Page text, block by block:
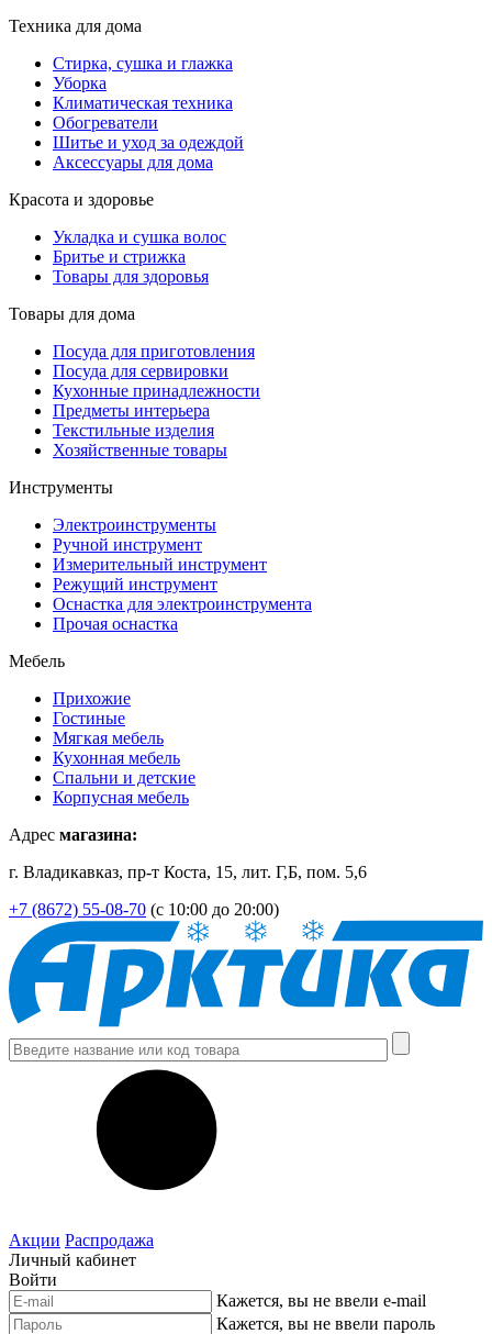
Техника для дома
Стирка, сушка и глажка
Уборка
Климатическая техника
Обогреватели
Шитье и уход за одеждой
Аксессуары для дома
Красота и здоровье
Укладка и сушка волос
Бритье и стрижка
Товары для здоровья
Товары для дома
Посуда для приготовления
Посуда для сервировки
Кухонные принадлежности
Предметы интерьера
Текстильные изделия
Хозяйственные товары
Инструменты
Электроинструменты
Ручной инструмент
Измерительный инструмент
Режущий инструмент
Оснастка для электроинструмента
Прочая оснастка
Мебель
Прихожие
Гостиные
Мягкая мебель
Кухонная мебель
Спальни и детские
Корпусная мебель
Адрес магазина:
г. Владикавказ, пр-т Коста, 15, лит. Г,Б, пом. 5,6
+7 (8672) 55-08-70 (с 10:00 до 20:00)
Акции Распродажа
Личный кабинет
Войти
Кажется, вы не ввели e-mail
Кажется, вы не ввели пароль